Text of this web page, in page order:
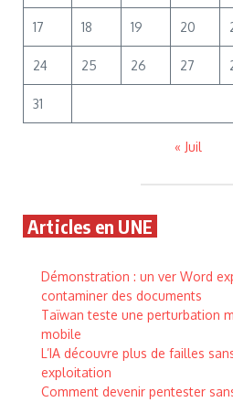
17 18 19 20
24 25 26 27
31
« Juil
Articles en UNE
Démonstration : un ver Word
contaminer des documents
Taïwan teste une perturbation
mobile
L’IA découvre plus de failles
exploitation
Comment devenir pentester